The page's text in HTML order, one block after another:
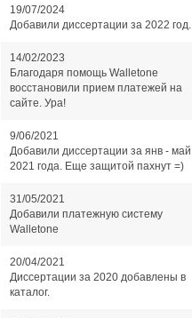
19/07/2024
Добавили диссертации за 2022 год.
14/02/2023
Благодаря помощь Walletone
восстановили прием платежей на
сайте. Ура!
9/06/2021
Добавили диссертации за янв - май
2021 года. Еще защитой пахнут =)
31/05/2021
Добавили платежную систему
Walletone
20/04/2021
Диссертации за 2020 добавлены в
каталог.